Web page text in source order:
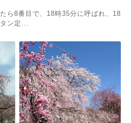
ら8番目で、18時35分に呼ばれ、18
ン定...